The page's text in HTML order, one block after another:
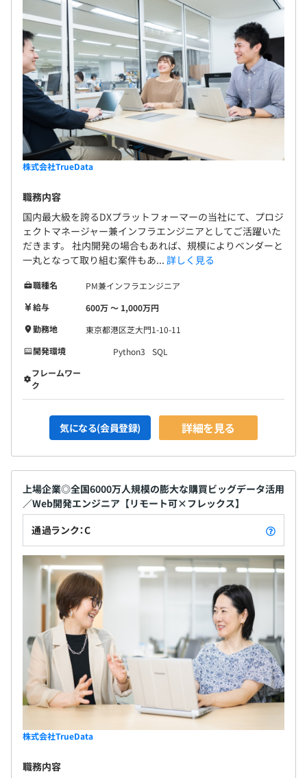
平均3名～8名でプロジェクトをおこなっております。
株式会社TrueData
職務内容
国内最大級を誇るDXプラットフォーマーの当社にて、プロジ
ェクトマネージャー兼インフラエンジニアとしてご活躍いた
だきます。 社内開発の場合もあれば、規模によりベンダーと
一丸となって取り組む案件もあ... 詳しく見る
職種名
PM兼インフラエンジニア
給与
600万 〜 1,000万円
勤務地
東京都港区芝大門1-10-11
開発環境
Python3
SQL
フレームワー
ク
気になる(会員登録) 詳細を見る
上場企業◎全国6000万人規模の膨大な購買ビッグデータ活用
／Web開発エンジニア【リモート可×フレックス】
通過ランク：C
株式会社TrueData
職務内容